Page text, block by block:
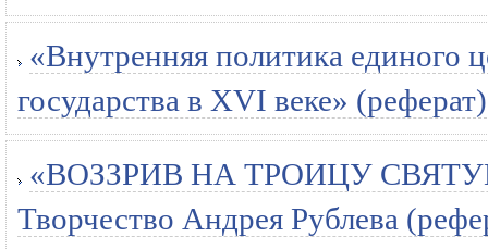
«Внутренняя политика единого
государства в XVI веке» (реферат)
«ВОЗЗРИВ НА ТРОИЦУ
Творчество Андрея Рублева